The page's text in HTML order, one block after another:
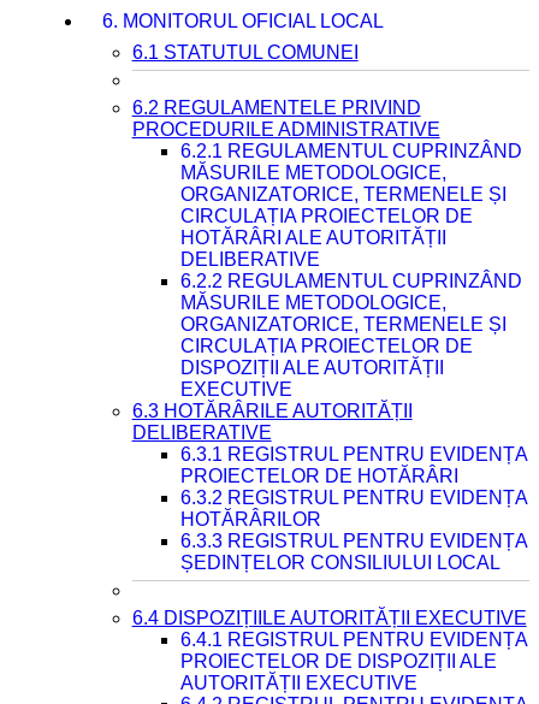
6. MONITORUL OFICIAL LOCAL
6.1 STATUTUL COMUNEI
6.2 REGULAMENTELE PRIVIND
PROCEDURILE ADMINISTRATIVE
6.2.1 REGULAMENTUL CUPRINZÂND
MĂSURILE METODOLOGICE,
ORGANIZATORICE, TERMENELE ȘI
CIRCULAȚIA PROIECTELOR DE
HOTĂRÂRI ALE AUTORITĂȚII
DELIBERATIVE
6.2.2 REGULAMENTUL CUPRINZÂND
MĂSURILE METODOLOGICE,
ORGANIZATORICE, TERMENELE ȘI
CIRCULAȚIA PROIECTELOR DE
DISPOZIȚII ALE AUTORITĂȚII
EXECUTIVE
6.3 HOTĂRÂRILE AUTORITĂȚII
DELIBERATIVE
6.3.1 REGISTRUL PENTRU EVIDENȚA
PROIECTELOR DE HOTĂRÂRI
6.3.2 REGISTRUL PENTRU EVIDENȚA
HOTĂRÂRILOR
6.3.3 REGISTRUL PENTRU EVIDENȚA
ȘEDINȚELOR CONSILIULUI LOCAL
6.4 DISPOZIȚIILE AUTORITĂȚII EXECUTIVE
6.4.1 REGISTRUL PENTRU EVIDENȚA
PROIECTELOR DE DISPOZIȚII ALE
AUTORITĂȚII EXECUTIVE